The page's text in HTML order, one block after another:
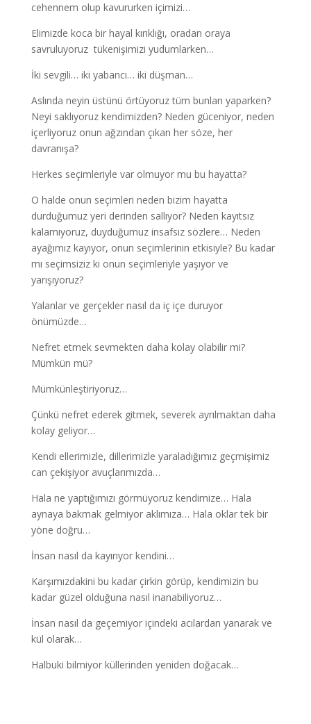
cehennem olup kavururken içimizi…
Elimizde koca bir hayal kırıklığı, oradan oraya
savruluyoruz tükenişimizi yudumlarken…
İki sevgili… iki yabancı… iki düşman…
Aslında neyin üstünü örtüyoruz tüm bunları yaparken?
Neyi saklıyoruz kendimizden? Neden güceniyor, neden
içerliyoruz onun ağzından çıkan her söze, her
davranışa?
Herkes seçimleriyle var olmuyor mu bu hayatta?
O halde onun seçimleri neden bizim hayatta
durduğumuz yeri derinden sallıyor? Neden kayıtsız
kalamıyoruz, duyduğumuz insafsız sözlere… Neden
ayağımız kayıyor, onun seçimlerinin etkisiyle? Bu kadar
mı seçimsiziz ki onun seçimleriyle yaşıyor ve
yarışıyoruz?
Yalanlar ve gerçekler nasıl da iç içe duruyor
önümüzde…
Nefret etmek sevmekten daha kolay olabilir mi?
Mümkün mü?
Mümkünleştiriyoruz…
Çünkü nefret ederek gitmek, severek ayrılmaktan daha
kolay geliyor…
Kendi ellerimizle, dillerimizle yaraladığımız geçmişimiz
can çekişiyor avuçlarımızda…
Hala ne yaptığımızı görmüyoruz kendimize… Hala
aynaya bakmak gelmiyor aklımıza… Hala oklar tek bir
yöne doğru…
İnsan nasıl da kayırıyor kendini…
Karşımızdakini bu kadar çirkin görüp, kendimizin bu
kadar güzel olduğuna nasıl inanabiliyoruz…
İnsan nasıl da geçemiyor içindeki acılardan yanarak ve
kül olarak…
Halbuki bilmiyor küllerinden yeniden doğacak…